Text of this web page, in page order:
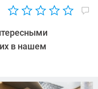
в нашем